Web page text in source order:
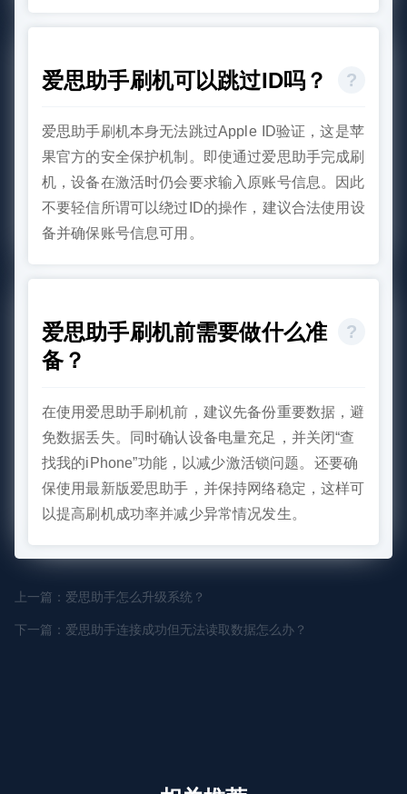
爱思助手刷机可以跳过ID吗？
爱思助手刷机本身无法跳过Apple ID验证，这是苹
果官方的安全保护机制。即使通过爱思助手完成刷
机，设备在激活时仍会要求输入原账号信息。因此
不要轻信所谓可以绕过ID的操作，建议合法使用设
备并确保账号信息可用。
爱思助手刷机前需要做什么准
备？
在使用爱思助手刷机前，建议先备份重要数据，避
免数据丢失。同时确认设备电量充足，并关闭“查
找我的iPhone”功能，以减少激活锁问题。还要确
保使用最新版爱思助手，并保持网络稳定，这样可
以提高刷机成功率并减少异常情况发生。
上一篇：爱思助手怎么升级系统？
下一篇：爱思助手连接成功但无法读取数据怎么办？